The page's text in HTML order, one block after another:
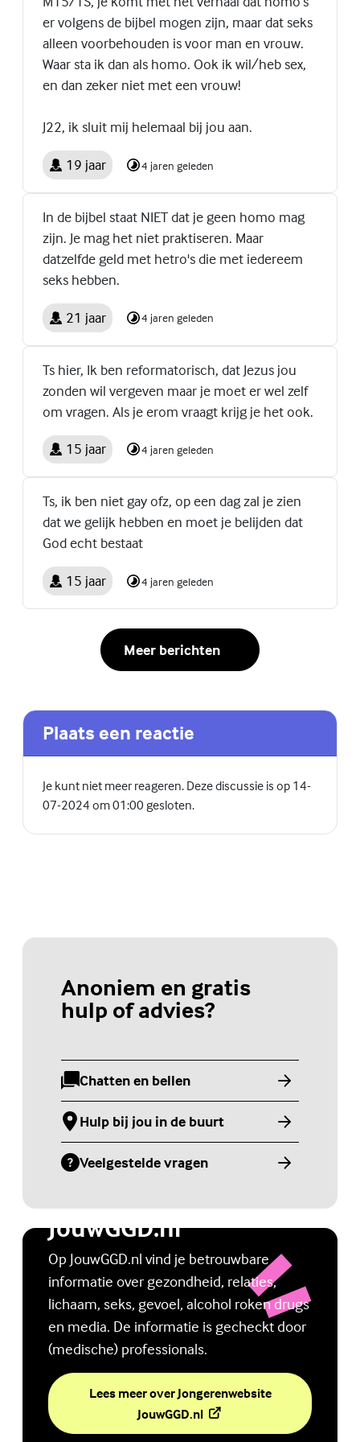
er volgens de bijbel mogen zijn, maar dat seks
alleen voorbehouden is voor man en vrouw.
Waar sta ik dan als homo. Ook ik wil/heb sex,
en dan zeker niet met een vrouw!
J22, ik sluit mij helemaal bij jou aan.
19 jaar 4 jaren geleden
In de bijbel staat NIET dat je geen homo mag
zijn. Je mag het niet praktiseren. Maar
datzelfde geld met hetro's die met iedereem
seks hebben.
21 jaar 4 jaren geleden
Ts hier, Ik ben reformatorisch, dat Jezus jou
zonden wil vergeven maar je moet er wel zelf
om vragen. Als je erom vraagt krijg je het ook.
15 jaar 4 jaren geleden
Ts, ik ben niet gay ofz, op een dag zal je zien
dat we gelijk hebben en moet je belijden dat
God echt bestaat
15 jaar 4 jaren geleden
Meer berichten
Plaats een reactie
Je kunt niet meer reageren. Deze discussie is op 14-
07-2024 om 01:00 gesloten.
Anoniem en gratis
hulp of advies?
Chatten en bellen
(Externe link)
Hulp bij jou in de buurt
(Externe link)
Veelgestelde vragen
(Externe link)
Jongerenwebsite
JouwGGD.nl
Op JouwGGD.nl vind je betrouwbare
informatie over gezondheid, relaties,
lichaam, seks, gevoel, alcohol roken drugs
en media. De informatie is gecheckt door
(medische) professionals.
Lees meer over Jongerenwebsite
JouwGGD.nl(Externe link)